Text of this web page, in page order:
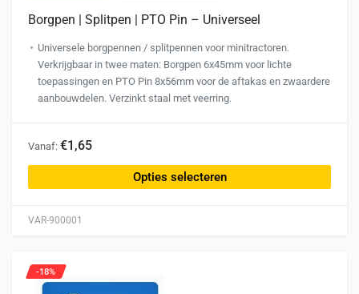
VAR-900001
Borgpen | Splitpen | PTO Pin – Universeel
Universele borgpennen / splitpennen voor minitractoren.
Verkrijgbaar in twee maten: Borgpen 6x45mm voor lichte
toepassingen en PTO Pin 8x56mm voor de aftakas en zwaardere
aanbouwdelen. Verzinkt staal met veerring.
Vanaf: €1,65
Opties selecteren
product
heeft
meerdere
Deze
kan
gekozen
-18%